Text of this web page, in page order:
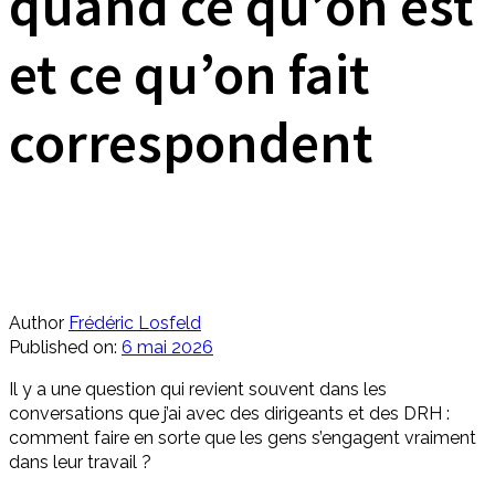
et ce qu’on fait
correspondent
Author Frédéric Losfeld
Published on: 6 mai 2026
Il y a une question qui revient souvent dans les
conversations que j’ai avec des dirigeants et des DRH :
comment faire en sorte que les gens s’engagent vraiment
dans leur travail ?